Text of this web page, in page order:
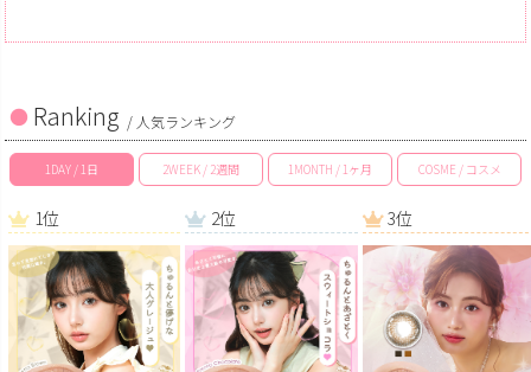
Ranking / 人気ランキング
1DAY / 1日 2WEEK / 2週間 1MONTH / 1ヶ月 COSME / コスメ
1位 2位 3位